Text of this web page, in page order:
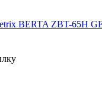
BERTA ZBT-65H